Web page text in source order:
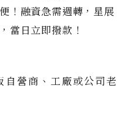
！融資急需週轉，星展
當日立即撥款！
營商、工廠或公司老